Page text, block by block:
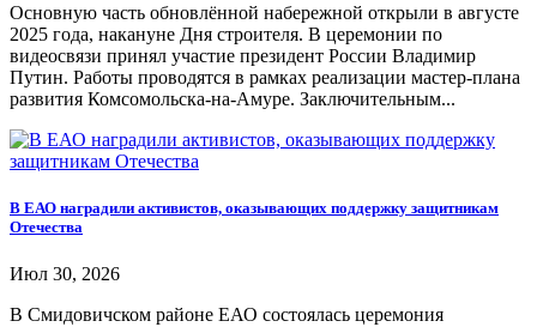
Основную часть обновлённой набережной открыли в августе
2025 года, накануне Дня строителя. В церемонии по
видеосвязи принял участие президент России Владимир
Путин. Работы проводятся в рамках реализации мастер-плана
развития Комсомольска-на-Амуре. Заключительным...
В ЕАО наградили активистов, оказывающих поддержку защитникам
Отечества
Июл 30, 2026
В Смидовичском районе ЕАО состоялась церемония